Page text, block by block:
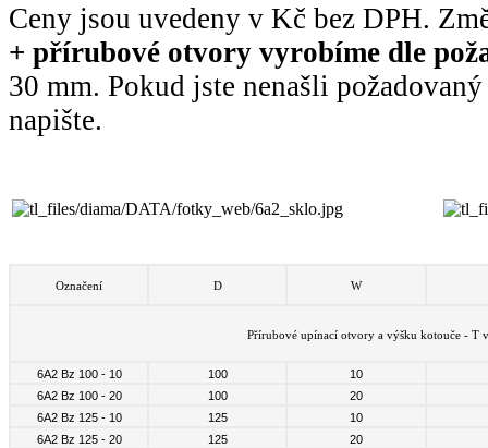
Ceny jsou uvedeny v Kč bez DPH.
+ přírubové otvory vyrobíme dle
30 mm. Pokud jste nenašli
napište.
Označení D W
Přírubové upínací otvory a výšku kotouče - T
6A2 Bz 100 - 10 100
10
6A2 Bz 100 - 20
100
20
6A2 Bz 125 - 10
125
10
6A2 Bz 125 - 20
125
20